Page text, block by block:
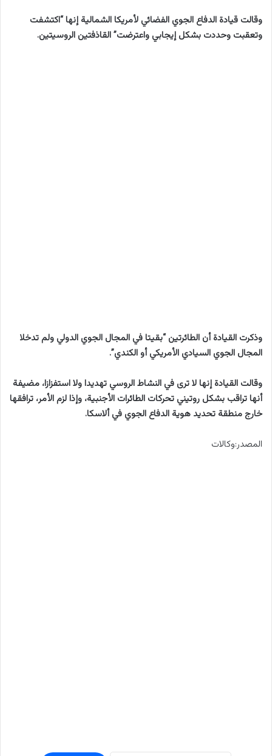
وقالت قيادة الدفاع الجوي الفضائي لأمريكا الشمالية إنها “اكتشفت
وتعقبت وحددت بشكل إيجابي واعترضت” القاذفتين الروسيتين.
وذكرت القيادة أن الطائرتين “بقيتا في المجال الجوي الدولي ولم تدخلا
المجال الجوي السيادي الأمريكي أو الكندي”.
وقالت القيادة إنها لا ترى في النشاط الروسي تهديدا ولا استفزازا، مضيفة
أنها تراقب بشكل روتيني تحركات الطائرات الأجنبية، وإذا لزم الأمر، ترافقها
خارج منطقة تحديد هوية الدفاع الجوي في ألاسكا.
المصدر:وكالات